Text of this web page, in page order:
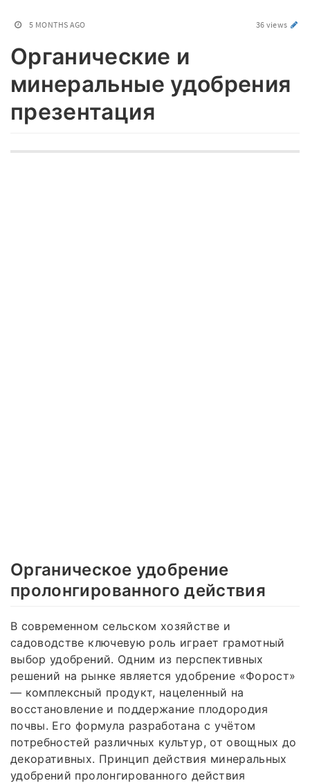
5 MONTHS AGO 36 views
Органические и
минеральные удобрения
презентация
Органическое удобрение
пролонгированного действия
В современном сельском хозяйстве и
садоводстве ключевую роль играет грамотный
выбор удобрений. Одним из перспективных
решений на рынке является удобрение «Форост»
— комплексный продукт, нацеленный на
восстановление и поддержание плодородия
почвы. Его формула разработана с учётом
потребностей различных культур, от овощных до
декоративных. Принцип действия минеральных
удобрений пролонгированного действия